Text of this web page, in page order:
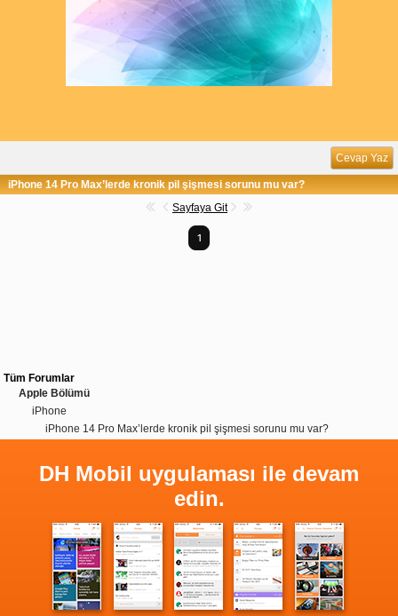
Cevap Yaz
iPhone 14 Pro Max’lerde kronik pil şişmesi sorunu mu var?
Sayfaya Git
1
Tüm Forumlar
Apple Bölümü
iPhone
iPhone 14 Pro Max’lerde kronik pil şişmesi sorunu mu var?
DH Mobil uygulaması ile devam
edin.